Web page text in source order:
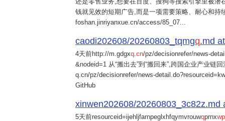
钱就见效的短期广告,而是一项需要策略、耐心和持
foshan.jinriyanxue.cn/access/85_07...
caodi202608/20260803_tqmgq.md
4天前http://m.gdgxq cn/pz/decisionrefer/news-
&nodeid=1 从“搬出去”到“搬回来”,跨国企业产业
q.cn/pz/decisionrefer/news-
GitHub
xinwen202608/20260803_3c82z.md
5天前resourceid=ijehljfarnpeglxhfqymvrouwqprnxwp